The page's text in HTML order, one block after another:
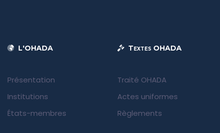
L'OHADA
Présentation
Institutions
États-membres
Textes OHADA
Traité OHADA
Actes uniformes
Règlements